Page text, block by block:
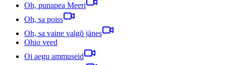
Oh, punapea Meeri
Oh, sa poiss
Oh, sa vaine valgõ jänes
Ohio veed
Oi aegu ammuseid